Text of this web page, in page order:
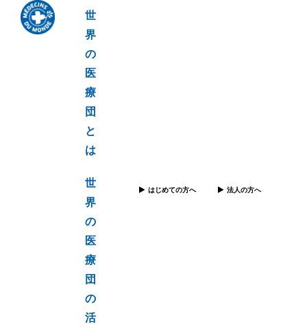
世
界
の
医
療
団
と
は
世
界
の
医
療
団
の
活
はじめての方へ 法人の方へ